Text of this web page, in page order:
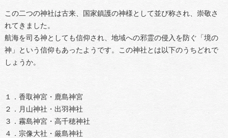
この二つの神社は古来、国家鎮護の神様として並び称され、崇敬さ
れてきました。
航海を司る神としても信仰され、地域への邪霊の侵入を防ぐ「境の
神」という信仰もあったようです。この神社とは以下のうちどれで
しょうか。
１．香取神宮・鹿島神宮
２．月山神社・出羽神社
３．霧島神宮・高千穂神社
４．宗像大社・厳島神社